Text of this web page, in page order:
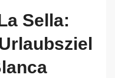
Sella: